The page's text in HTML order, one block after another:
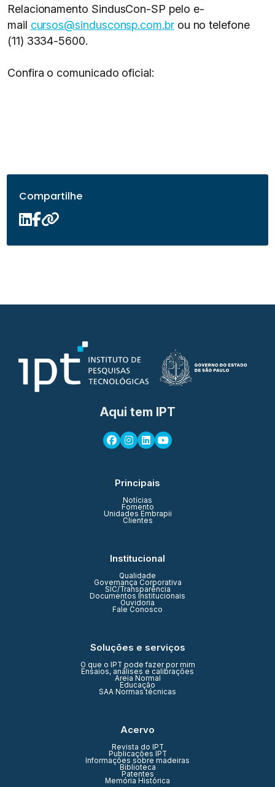
Relacionamento SindusCon-SP pelo e-
mail cursos@sindusconsp.com.brou no telefone
(11) 3334-5600.
Confira o comunicado oficial:
Compartilhe
Aqui tem IPT
Principais
Notícias
Fomento
Unidades Embrapii
Clientes
Institucional
Qualidade
Governança Corporativa
SIC/Transparência
Documentos Institucionais
Ouvidoria
Fale Conosco
Soluções e serviços
O que o IPT pode fazer por mim
Ensaios, análises e calibrações
Areia Normal
Educação
SAA Normas técnicas
Acervo
Revista do IPT
Publicações IPT
Informações sobre madeiras
Biblioteca
Patentes
Memória Histórica